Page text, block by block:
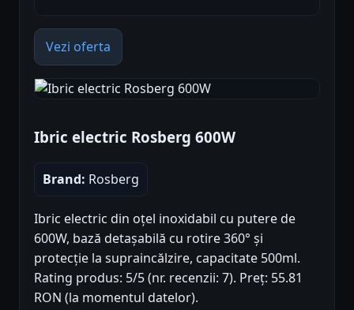
Vezi oferta
Ibric electric Rosberg 600W
Brand: Rosberg
Ibric electric din oțel inoxidabil cu putere de
600W, bază detașabilă cu rotire 360° și
protecție la supraincălzire, capacitate 500ml.
Rating produs: 5/5 (nr. recenzii: 7). Preț: 55.81
RON (la momentul datelor).